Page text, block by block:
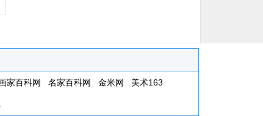
家百科网 名家百科网 金米网 美术163